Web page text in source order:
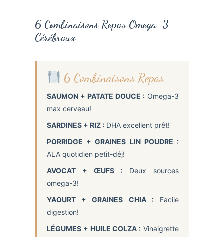
6 Combinaisons Repas Omega-3
Cérébraux
6 Combinaisons Repas
SAUMON + PATATE DOUCE : Omega-3
max cerveau!
SARDINES + RIZ : DHA excellent prêt!
PORRIDGE + GRAINES LIN POUDRE :
ALA quotidien petit-déj!
AVOCAT + ŒUFS : Deux sources
omega-3!
YAOURT + GRAINES CHIA :Facile
digestion!
LÉGUMES + HUILE COLZA : Vinaigrette